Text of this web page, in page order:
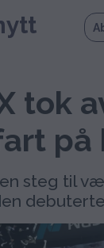
tok
på
steg til